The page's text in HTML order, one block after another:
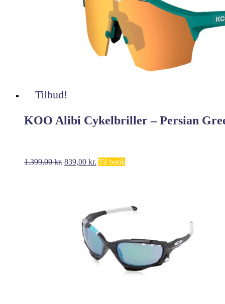
Tilbud!
KOO Alibi Cykelbriller – Persian
1.399,00kr. Den
839,00 kr. Den
Til butik